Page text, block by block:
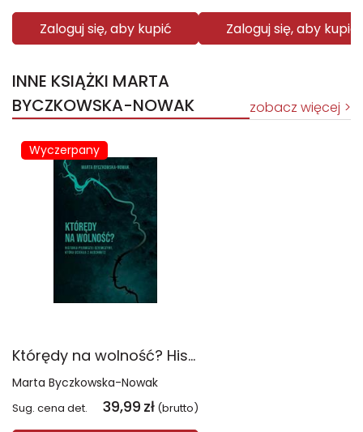
Zaloguj się, aby kupić Zaloguj się, aby kupić
INNE KSIĄŻKI MARTA
BYCZKOWSKA-NOWAK
zobacz więcej
Wyczerpany
Którędy na wolność? Historia pierwszej dziewczyny, która uciekła z Auschwitz
Marta Byczkowska-Nowak
Sug. cena det. 39,99 zł (brutto)